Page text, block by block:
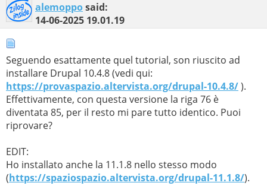
alemopposaid:
14-06-2025 19.01.19
Seguendo esattamente quel tutorial, son riuscito ad
installare Drupal 10.4.8 (vedi qui:
https://provaspazio.altervista.org/drupal-10.4.8/).
Effettivamente, con questa versione la riga 76 è
diventata 85, per il resto mi pare tutto identico. Puoi
riprovare?
EDIT:
Ho installato anche la 11.1.8 nello stesso modo
(https://spaziospazio.altervista.org/drupal-11.1.8/).